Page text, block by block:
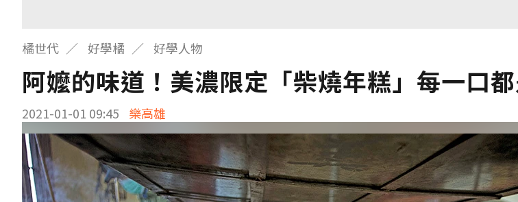
橘世代 好學橘 好學人物
阿嬤的味道！美濃限定「柴燒年糕」每一口
2021-01-01 09:45 樂高雄